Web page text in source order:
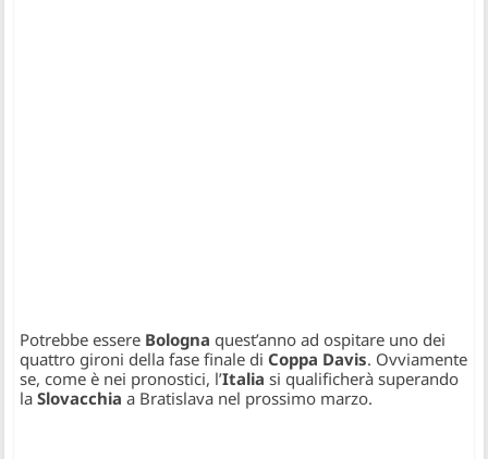
Potrebbe essere Bologna quest’anno ad ospitare uno dei
quattro gironi della fase finale diCoppa Davis. Ovviamente
se, come è nei pronostici, l’Italia si qualificherà superando
la Slovacchia a Bratislava nel prossimo marzo.